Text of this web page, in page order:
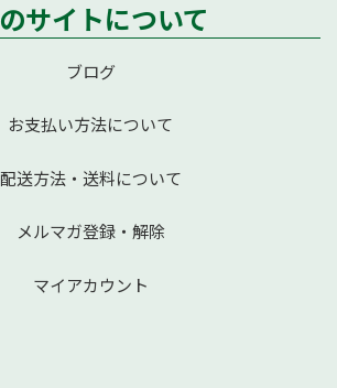
サイトについて
ブログ
お支払い方法について
配送方法・送料について
メルマガ登録・解除
マイアカウント